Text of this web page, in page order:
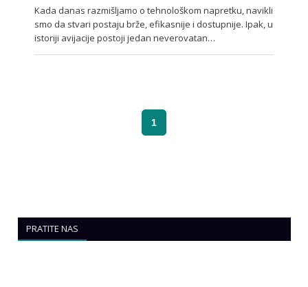
Kada danas razmišljamo o tehnološkom napretku, navikli
smo da stvari postaju brže, efikasnije i dostupnije. Ipak, u
istoriji avijacije postoji jedan neverovatan…
1
PRATITE NAS